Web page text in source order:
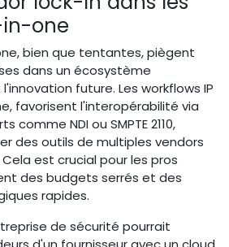
one
bien que tentantes, piègent
dans un écosystème
future. Les workflows IP
favorisent l'interopérabilité via
comme NDI ou SMPTE 2110,
des outils de multiples vendors
est crucial pour les pros
des budgets serrés et des
rapides.
de sécurité pourrait